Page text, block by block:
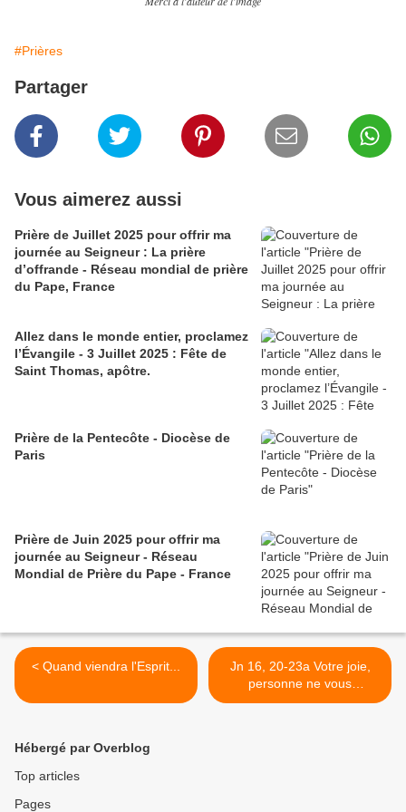
#Prières
Partager
Vous aimerez aussi
Prière de Juillet 2025 pour offrir ma
journée au Seigneur : La prière
d’offrande - Réseau mondial de prière
du Pape, France
Allez dans le monde entier, proclamez
l’Évangile - 3 Juillet 2025 : Fête de
Saint Thomas, apôtre.
Prière de la Pentecôte - Diocèse de
Paris
Prière de Juin 2025 pour offrir ma
journée au Seigneur - Réseau
Mondial de Prière du Pape - France
< Quand viendra l'Esprit...
Jn 16, 20-23a Votre joie,
personne ne vous
l'enlèvera >
Hébergé par Overblog
Top articles
Pages